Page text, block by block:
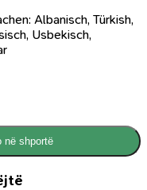
Albanisch, Türkish,
Usbekisch,
në shportë